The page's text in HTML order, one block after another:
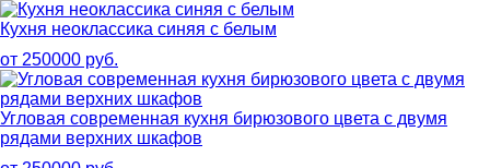
Кухня неоклассика синяя с белым
от 250000 руб.
Угловая современная кухня бирюзового цвета с двумя
рядами верхних шкафов